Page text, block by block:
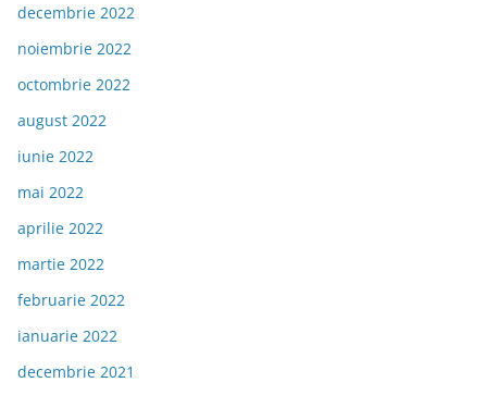
decembrie 2022
noiembrie 2022
octombrie 2022
august 2022
iunie 2022
mai 2022
aprilie 2022
martie 2022
februarie 2022
ianuarie 2022
decembrie 2021